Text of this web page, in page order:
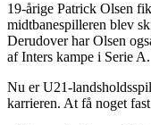
19-årige Patrick Olsen
midtbanespilleren blev
Derudover har Olsen
af Inters kampe i Serie A.
Nu er U21-
karrieren. At få noget